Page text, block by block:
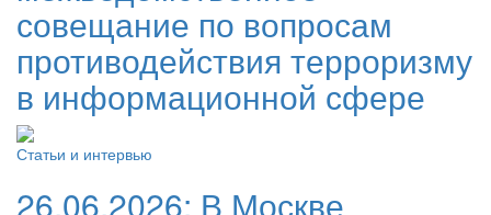
совещание по вопросам
противодействия терроризму
в информационной сфере
Статьи и интервью
26.06.2026: В Москве